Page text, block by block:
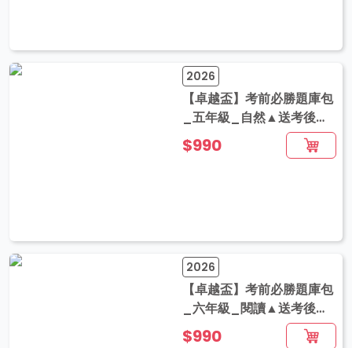
2026
【卓越盃】考前必勝題庫包
_五年級_自然▲送考後影
音解題
$990
2026
【卓越盃】考前必勝題庫包
_六年級_閱讀▲送考後影
音解題
$990